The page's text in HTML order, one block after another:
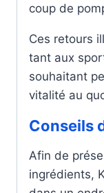
coup de
Ces retours
tant aux
souhaitant
vitalité au
Conseils
Afin de
ingrédients,